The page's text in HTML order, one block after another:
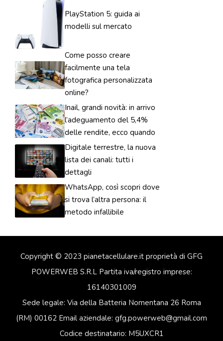
PlayStation 5: guida ai
modelli sul mercato
Come posso creare
facilmente una tela
fotografica personalizzata
online?
Inail, grandi novità: in arrivo
l’adeguamento del 5,4%
delle rendite, ecco quando
Digitale terrestre, la nuova
lista dei canali: tutti i
dettagli
WhatsApp, così scopri dove
si trova l’altra persona: il
metodo infallibile
Copyright © 2023 pianetacellulare.it proprietà di GFG
POWERWEB S.R.L Partita iva/registro imprese:
16140301009
Sede legale: Via della Batteria Nomentana 26 Roma
(RM) 00162 Email aziendale: gfg.powerweb@gmail.com
Codice destinatario: M5UXCR1